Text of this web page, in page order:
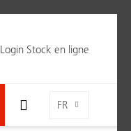
Login Stock en ligne
FR
Toggle Search Bar Visibility For Wide Screens